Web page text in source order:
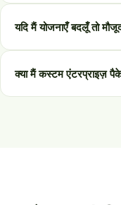
यदि मैं योजनाएँ बदलूँ तो
क्या मैं कस्टम एंटरप्राइज़